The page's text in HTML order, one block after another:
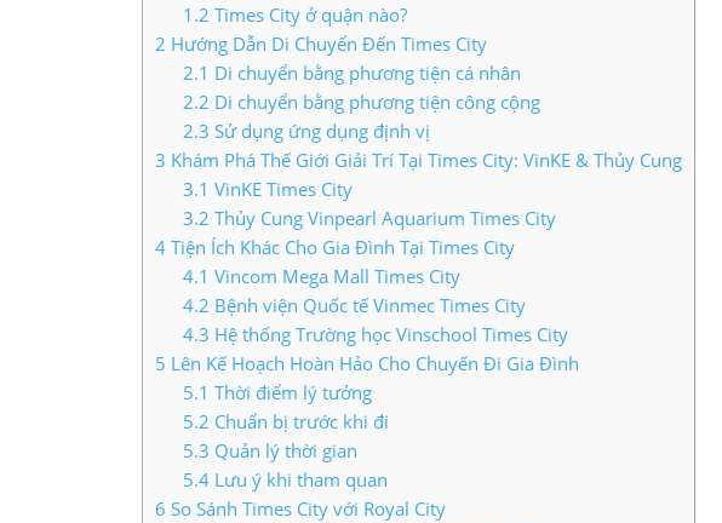
LIÊN HỆ TIMES CITY
1.2 Times City ở quận nào?
2 Hướng Dẫn Di Chuyển Đến Times City
2.1 Di chuyển bằng phương tiện cá nhân
2.2 Di chuyển bằng phương tiện công cộng
2.3 Sử dụng ứng dụng định vị
3 Khám Phá Thế Giới Giải Trí Tại Times City: VinKE & Thủy Cung
3.1 VinKE Times City
3.2 Thủy Cung Vinpearl Aquarium Times City
4 Tiện Ích Khác Cho Gia Đình Tại Times City
4.1 Vincom Mega Mall Times City
4.2 Bệnh viện Quốc tế Vinmec Times City
4.3 Hệ thống Trường học Vinschool Times City
5 Lên Kế Hoạch Hoàn Hảo Cho Chuyến Đi Gia Đình
5.1 Thời điểm lý tưởng
5.2 Chuẩn bị trước khi đi
5.3 Quản lý thời gian
5.4Lưu ý khi tham quan
6 So Sánh Times City với Royal City